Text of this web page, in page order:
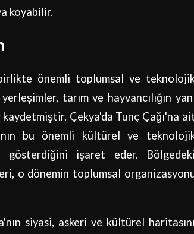
koyabilir.
önemli toplumsal ve
tarım ve hayvancılığın
Çekya'da Tunç Çağı'na
bu önemli kültürel ve
işaret eder. Bölgedeki
o dönemin toplumsal
siyasi, askeri ve kültürel haritasını